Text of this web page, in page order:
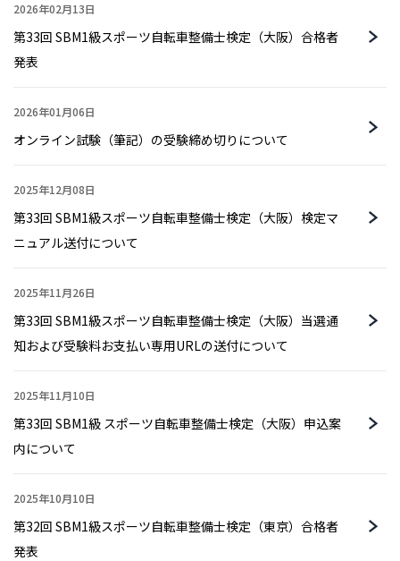
2026年02月13日
第33回 SBM1級スポーツ自転車整備士検定（大阪）合格者
発表
2026年01月06日
オンライン試験（筆記）の受験締め切りについて
2025年12月08日
第33回 SBM1級スポーツ自転車整備士検定（大阪）検定マ
ニュアル送付について
2025年11月26日
第33回 SBM1級スポーツ自転車整備士検定（大阪）当選通
知および受験料お支払い専用URLの送付について
2025年11月10日
第33回 SBM1級 スポーツ自転車整備士検定（大阪）申込案
内について
2025年10月10日
第32回 SBM1級スポーツ自転車整備士検定（東京）合格者
発表